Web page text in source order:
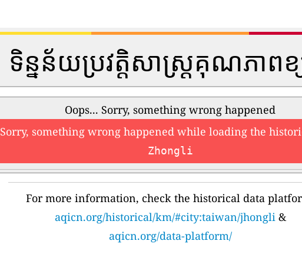
ទិន្នន័យប្រវត្តិសាស្រ្តគុណភាព
Oops... Sorry, something wrong happened
Sorry, something wrong happened while loading the
Zhongli
For more information, check the historical data
aqicn.org/historical/km/#city:taiwan/jhongli&
aqicn.org/data-platform/